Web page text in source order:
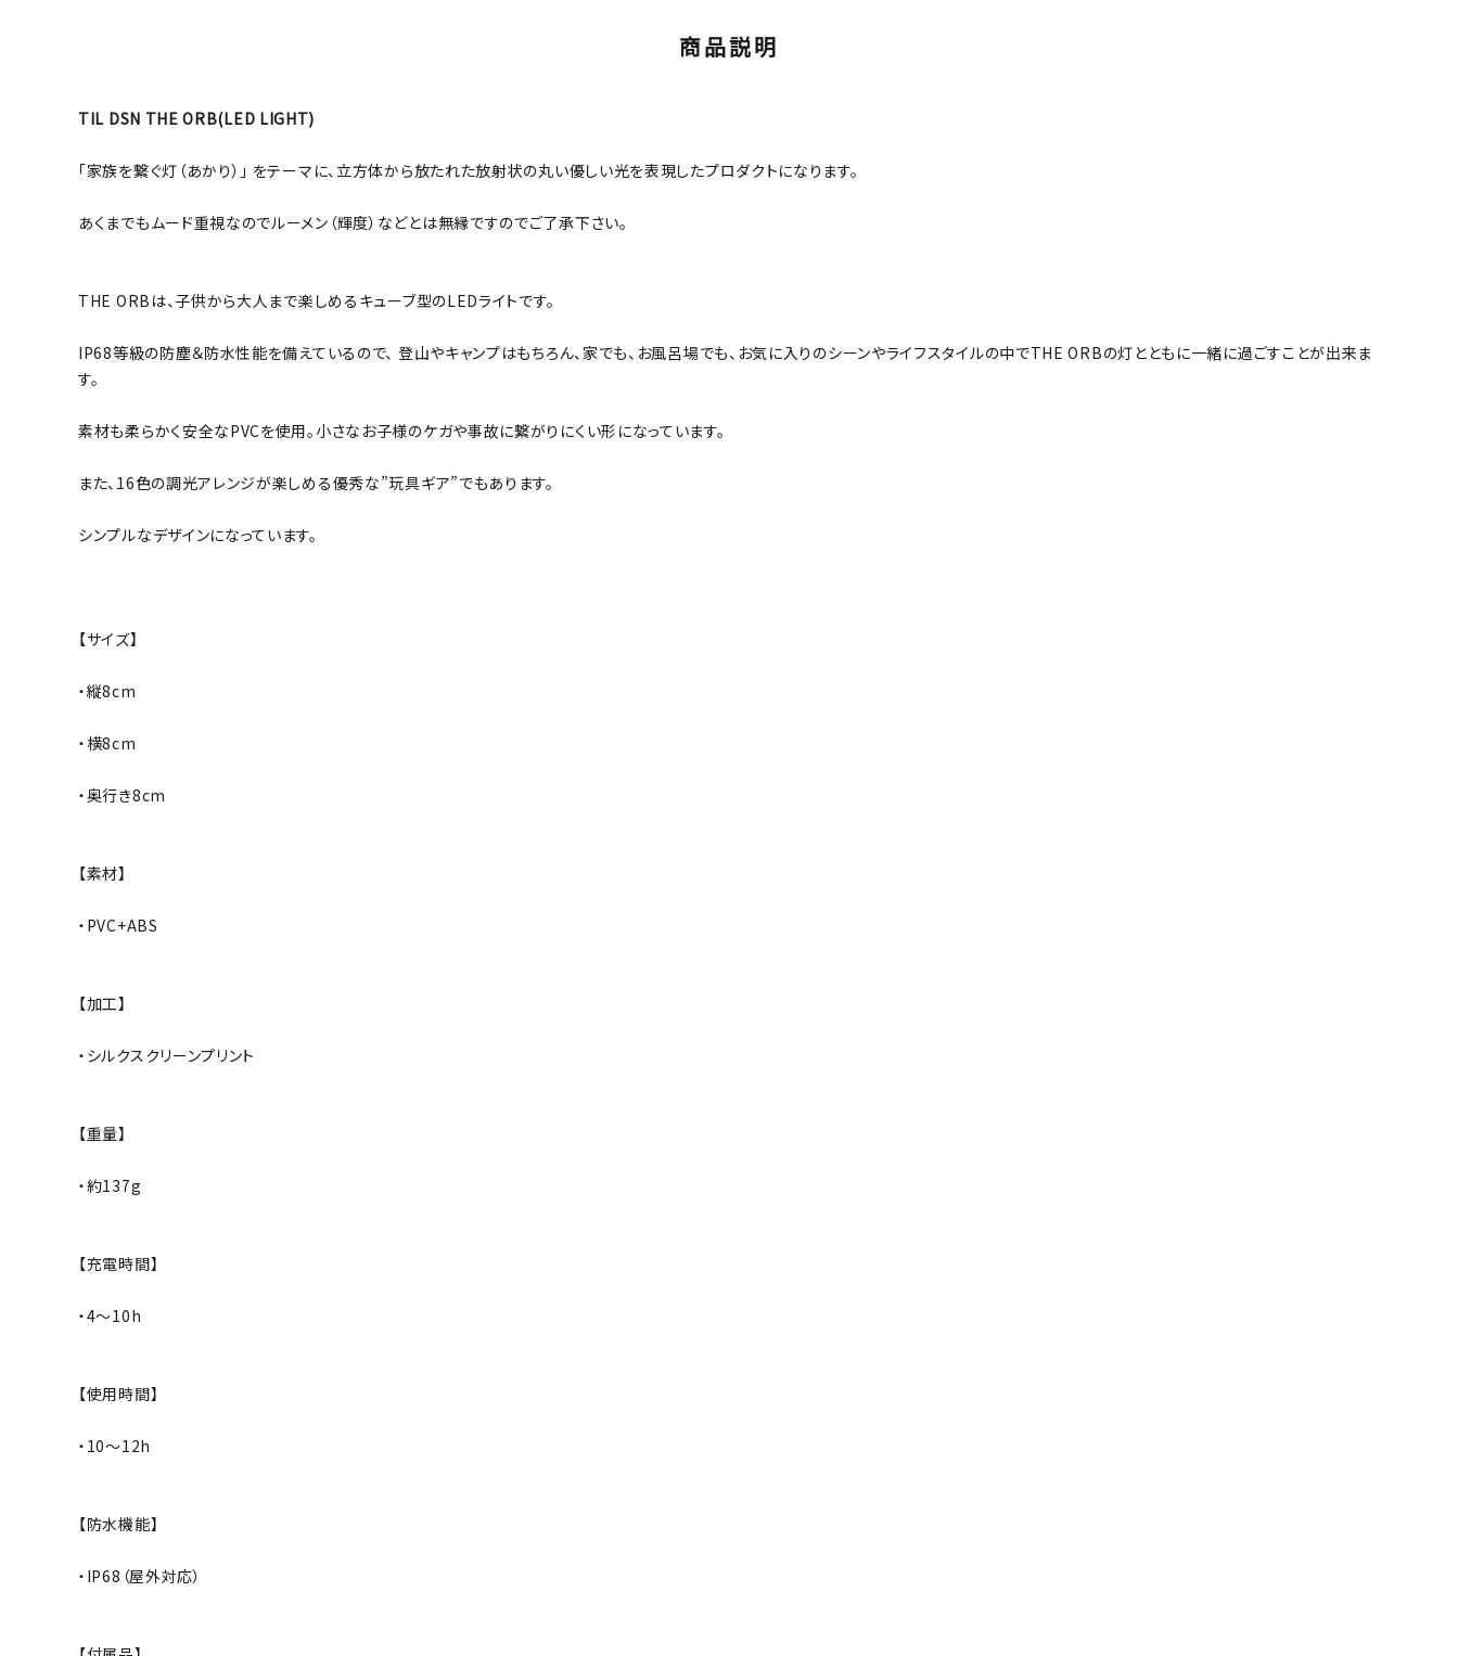
商品説明
TIL DSN THE ORB(LED LIGHT)
「家族を繋ぐ灯（あかり）」 をテーマに、立方体から放たれた放射状の丸い優しい光を表現したプロダクトになります。
あくまでもムード重視なのでルーメン（輝度）などとは無縁ですのでご了承下さい。
THE ORBは、子供から大人まで楽しめるキューブ型のLEDライトです。
IP68等級の防塵＆防水性能を備えているので、 登山やキャンプはもちろん、家でも、お風呂場でも、お気に入りのシーンやライフスタイルの中でTHE ORBの灯とともに一緒に過ごすことが出来ま
す。
素材も柔らかく安全なPVCを使用。小さなお子様のケガや事故に繋がりにくい形になっています。
また、16色の調光アレンジが楽しめる優秀な”玩具ギア”でもあります。
シンプルなデザインになっています。
【サイズ】
・縦8cm
・横8cm
・奥行き8cm
【素材】
・PVC+ABS
【加工】
・シルクスクリーンプリント
【重量】
・約137g
【充電時間】
・4〜10h
【使用時間】
・10〜12h
【防水機能】
・IP68（屋外対応）